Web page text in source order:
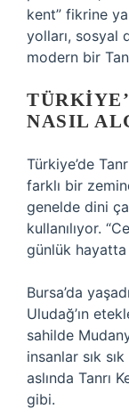
kent” fikrine
yolları, sosyal
modern bir
NASIL
Türkiye’de
farklı bir
genelde dini
kullanılıyor.
günlük hayatta
Bursa’da
Uludağ’ın
sahilde
insanlar sık
aslında Tanrı
gibi.